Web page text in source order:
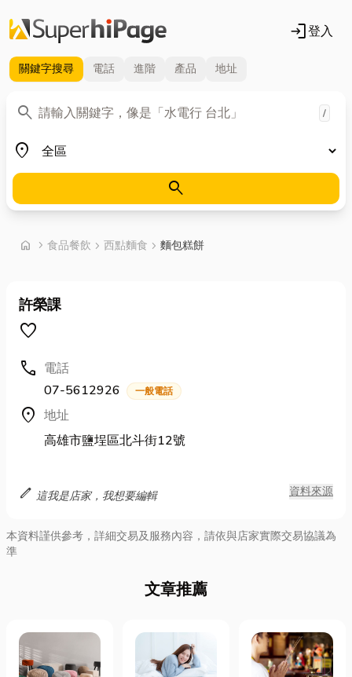
login登入
關鍵字搜尋 電話 進階 產品 地址
search
關鍵字 /
place
地區
search
home chevron_right 首頁
食品餐飲 chevron_right 西點麵食 chevron_right 麵包糕餅
許榮課
favorite
call 電話
07-5612926
一般電話
location_on 地址
高雄市鹽埕區北斗街12號
edit 這我是店家，我想要編輯 資料來源
本資料謹供參考，詳細交易及服務內容，請依與店家實際交易協議為
準
文章推薦